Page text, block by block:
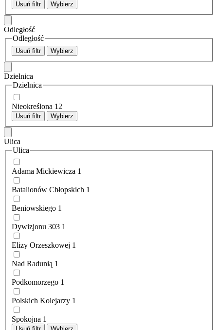
Usuń filtr Wybierz
Odległość
Odległość
Usuń filtr Wybierz
Dzielnica
Dzielnica
Nieokreślona 12
Usuń filtr Wybierz
Ulica
Ulica
Adama Mickiewicza 1
Batalionów Chłopskich 1
Beniowskiego 1
Dywizjonu 303 1
Elizy Orzeszkowej 1
Nad Radunią 1
Podkomorzego 1
Polskich Kolejarzy 1
Spokojna 1